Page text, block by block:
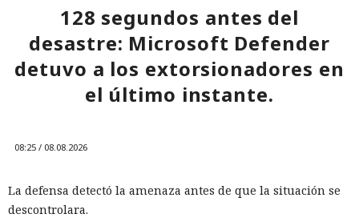
128 segundos antes del
desastre: Microsoft Defender
detuvo a los extorsionadores en
el último instante.
08:25 / 08.08.2026
La defensa detectó la amenaza antes de que la situación se
descontrolara.